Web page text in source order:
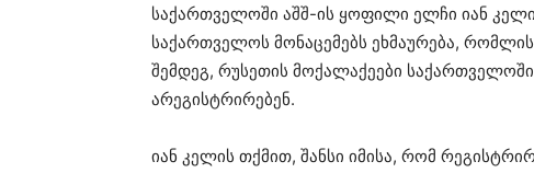
საქართველოში აშშ-ის ყოფილი ელჩი იან
საქართველოს მონაცემებს ეხმაურება,
შემდეგ, რუსეთის მოქალაქეები
არეგისტრირებენ.
იან კელის თქმით, შანსი იმისა, რომ